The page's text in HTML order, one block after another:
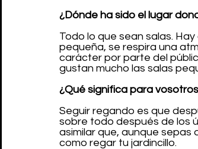
¿Dónde ha sido el lugar
Todo lo que sean salas.
pequeña, se respira una
carácter por parte del
gustan mucho las salas
¿Qué significa para
Seguir regando es que
sobre todo después de los
asimilar que, aunque sepas
como regar tu jardincillo.